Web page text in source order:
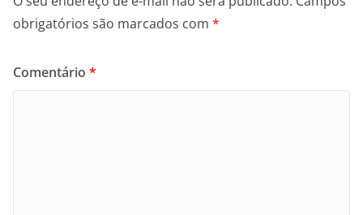
obrigatórios são marcados com *
Comentário *